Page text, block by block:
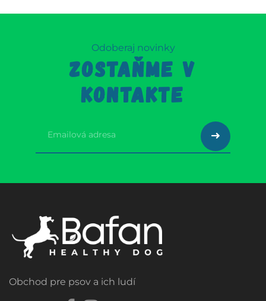
Odoberaj novinky
ZOSTAŇME V
KONTAKTE
Obchod pre psov a ich ludí